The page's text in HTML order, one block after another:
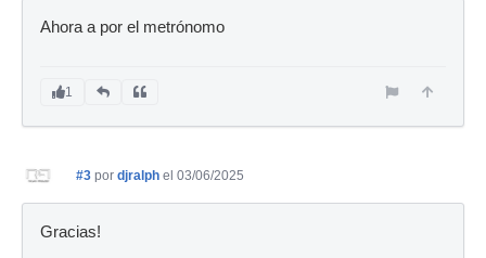
Ahora a por el metrónomo
1
#3 por djralph el 03/06/2025
Gracias!